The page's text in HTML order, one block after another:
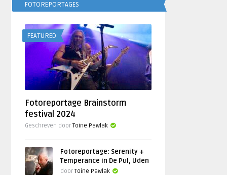
FOTOREPORTAGES
FEATURED
Fotoreportage Brainstorm
festival 2024
Geschreven doorToine Pawlak
Fotoreportage: Serenity +
Temperance in De Pul, Uden
doorToine Pawlak